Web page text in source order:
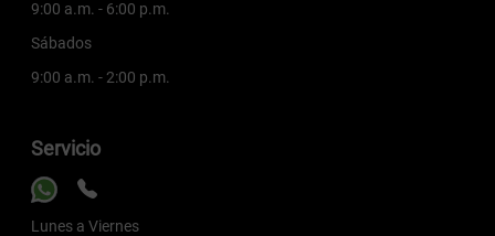
9:00 a.m. - 6:00 p.m.
Sábados
9:00 a.m. - 2:00 p.m.
Servicio
Lunes a Viernes